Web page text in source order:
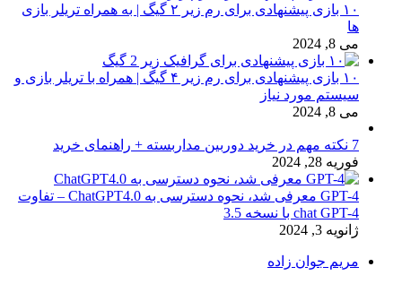
۱۰ بازی پیشنهادی برای رم زیر ۲ گیگ | به همراه تریلر بازی
ها
می 8, 2024
۱۰ بازی پیشنهادی برای رم زیر ۴ گیگ | همراه با تریلر بازی و
سیستم مورد نیاز
می 8, 2024
7 نکته مهم در خرید دوربین مداربسته + راهنمای خرید
فوریه 28, 2024
GPT-4 معرفی شد، نحوه دسترسی به ChatGPT4.0 – تفاوت
chat GPT-4 با نسخه 3.5
ژانویه 3, 2024
مریم جوان زاده